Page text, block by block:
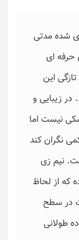
شده مدتی
ای
این
در زیبایی و
نیست اما
نگران کند
نیم زی
که از لحاظ
در سطح
طولانی